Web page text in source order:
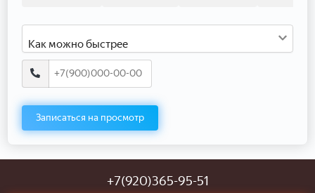
Как можно быстрее
Записаться на просмотр
+7(920)365-95-51